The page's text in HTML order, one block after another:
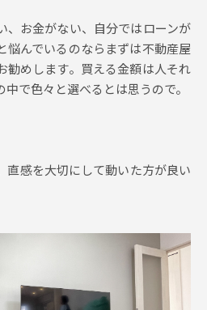
、お金がない、自分ではローンが
悩んでいるのならまずは不動産屋
勧めします。買える金額は人それ
で色々と選べるとは思うので。
直感を大切にして動いた方が良い